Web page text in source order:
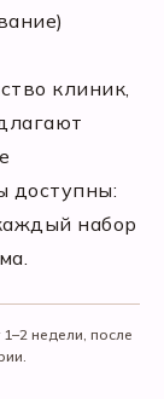
клиник,
доступны:
набор
недели, после